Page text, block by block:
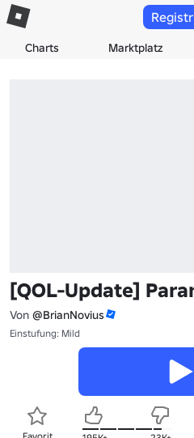
Charts Marktplatz
[QOL-Update]
Von @BrianNovius
Einstufung: Mild
Favorit